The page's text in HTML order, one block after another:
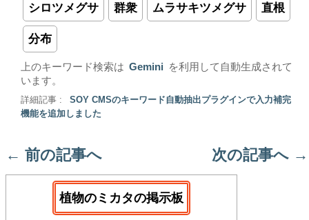
シロツメグサ 群衆 ムラサキツメグサ 直根
分布
上のキーワード検索は Gemini
を利用して自動生成されて
います。
詳細記事 :
SOY CMSのキーワード自動抽出プラグインで入力補完
機能を追加しました
← 前の記事へ 次の記事へ →
植物のミカタの掲示板